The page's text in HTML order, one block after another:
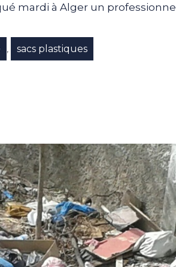
mardi à Alger un
, sacs plastiques